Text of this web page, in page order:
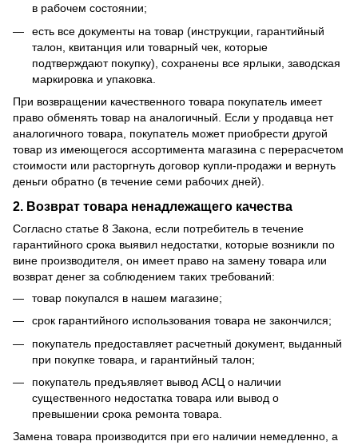
в рабочем состоянии;
есть все документы на товар (инструкции, гарантийный
талон, квитанция или товарный чек, которые
подтверждают покупку), сохранены все ярлыки, заводская
маркировка и упаковка.
При возвращении качественного товара покупатель имеет
право обменять товар на аналогичный. Если у продавца нет
аналогичного товара, покупатель может приобрести другой
товар из имеющегося ассортимента магазина с перерасчетом
стоимости или расторгнуть договор купли-продажи и вернуть
деньги обратно (в течение семи рабочих дней).
2. Возврат товара ненадлежащего качества
Согласно статье 8 Закона, если потребитель в течение
гарантийного срока выявил недостатки, которые возникли по
вине производителя, он имеет право на замену товара или
возврат денег за соблюдением таких требований:
товар покупался в нашем магазине;
срок гарантийного использования товара не закончился;
покупатель предоставляет расчетный документ, выданный
при покупке товара, и гарантийный талон;
покупатель предъявляет вывод АСЦ о наличии
существенного недостатка товара или вывод о
превышении срока ремонта товара.
Замена товара производится при его наличии немедленно, а